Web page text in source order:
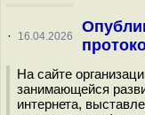
· 16.04.2026
На сайте
занимающейся
интернета,